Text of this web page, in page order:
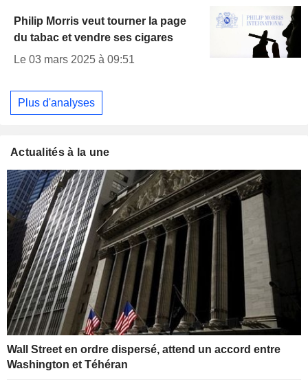
Philip Morris veut tourner la page
du tabac et vendre ses cigares
Le 03 mars 2025 à 09:51
Plus d'analyses
Actualités à la une
Wall Street en ordre dispersé, attend un accord entre
Washington et Téhéran